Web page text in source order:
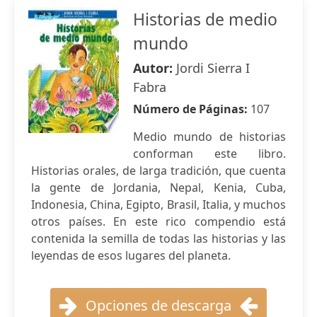
Historias de medio
mundo
Autor: Jordi Sierra I
Fabra
Número de Páginas: 107
Medio mundo de historias
conforman este libro.
Historias orales, de larga tradición, que cuenta
la gente de Jordania, Nepal, Kenia, Cuba,
Indonesia, China, Egipto, Brasil, Italia, y muchos
otros países. En este rico compendio está
contenida la semilla de todas las historias y las
leyendas de esos lugares del planeta.
Opciones de descarga